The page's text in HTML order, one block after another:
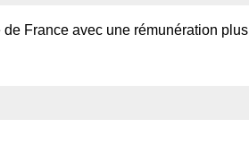
France avec une rémunération plus